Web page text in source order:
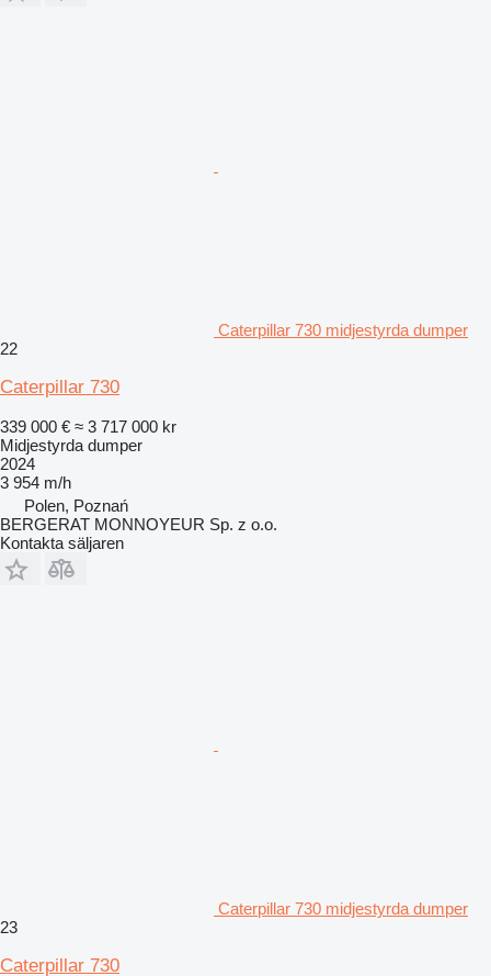
Caterpillar 730 midjestyrda dumper
22
Caterpillar 730
339 000 € ≈ 3 717 000 kr
Midjestyrda dumper
2024
3 954 m/h
Polen, Poznań
BERGERAT MONNOYEUR Sp. z o.o.
Kontakta säljaren
Caterpillar 730 midjestyrda dumper
23
Caterpillar 730